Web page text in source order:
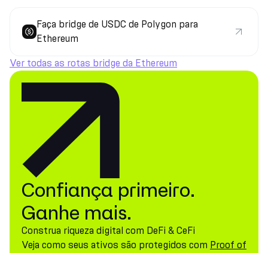
Faça bridge de USDC de Polygon para
Ethereum
Ver todas as rotas bridge da Ethereum
Confiança primeiro.
Ganhe mais.
Construa riqueza digital com DeFi & CeFi
Veja como seus ativos são protegidos com Proof of